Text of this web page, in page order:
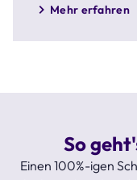
Mehr erfahren
So
Einen 100%-igen